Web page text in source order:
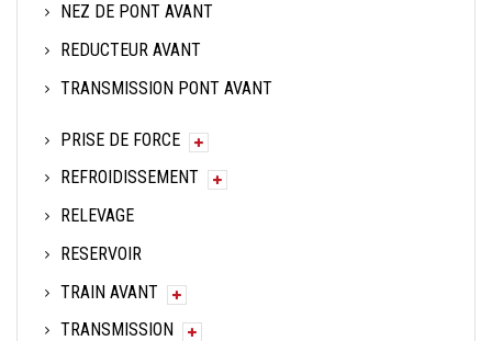
NEZ DE PONT AVANT
REDUCTEUR AVANT
TRANSMISSION PONT AVANT
PRISE DE FORCE
REFROIDISSEMENT
RELEVAGE
RESERVOIR
TRAIN AVANT
TRANSMISSION